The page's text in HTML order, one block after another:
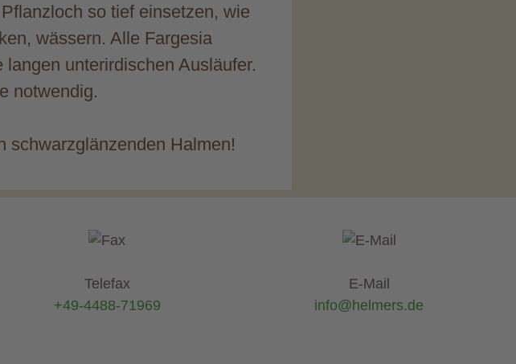
so tief einsetzen, wie
wässern. Alle Fargesia
unterirdischen Ausläufer.
notwendig.
schwarzglänzenden Halmen!
Telefax
+49-4488-71969
E-Mail
info@helmers.de